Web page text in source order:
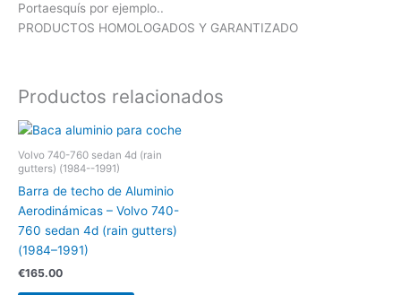
Portaesquís por ejemplo..
PRODUCTOS HOMOLOGADOS Y GARANTIZADO
Productos relacionados
Volvo 740-760 sedan 4d (rain
gutters) (1984--1991)
Barra de techo de Aluminio
Aerodinámicas – Volvo 740-
760 sedan 4d (rain gutters)
(1984–1991)
€165.00